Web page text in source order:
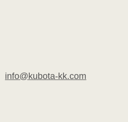
info@kubota-kk.com